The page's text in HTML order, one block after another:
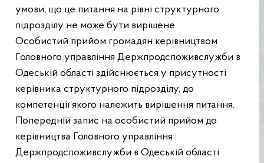
умови, що це питання на рівні структурного
підрозділу не може бути вирішене.
Особистий прийом громадян керівництвом
Головного управління Держпродспоживслужби в
Одеській області здійснюється у присутності
керівника структурного підрозділу, до
компетенції якого належить вирішення питання.
Попередній запис на особистий прийом до
керівництва Головного управління
Держпродспоживслужби в Одеській області